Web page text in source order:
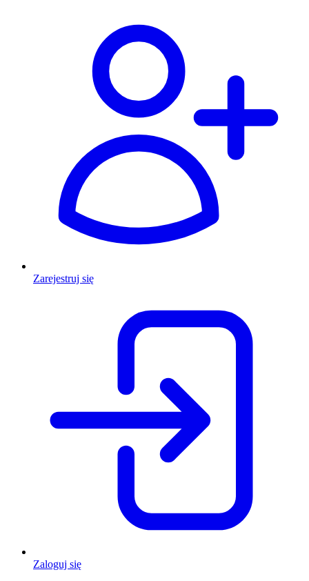
Zarejestruj się
Zaloguj się